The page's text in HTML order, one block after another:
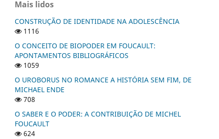
Mais lidos
CONSTRUÇÃO DE IDENTIDADE NA ADOLESCÊNCIA
1116
O CONCEITO DE BIOPODER EM FOUCAULT:
APONTAMENTOS BIBLIOGRÁFICOS
1059
O UROBORUS NO ROMANCE A HISTÓRIA SEM FIM, DE
MICHAEL ENDE
708
O SABER E O PODER: A CONTRIBUIÇÃO DE MICHEL
FOUCAULT
624